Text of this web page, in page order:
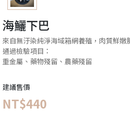
海鱺下巴
來自無汙染純淨海域箱網養殖，肉質鮮嫩
通過檢驗項目：
重金屬、藥物殘留、農藥殘留
建議售價
NT$440